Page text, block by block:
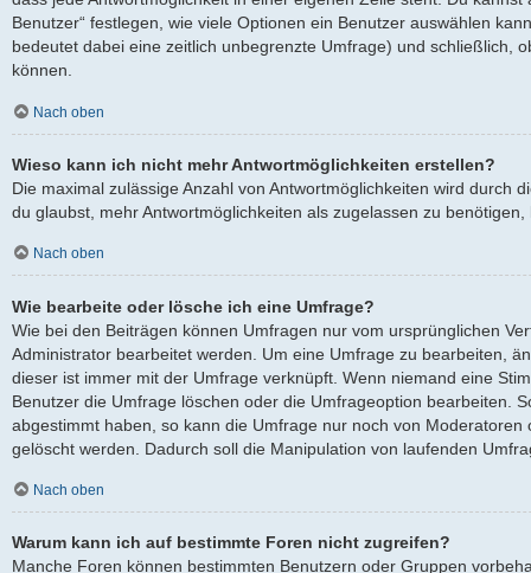
Benutzer“ festlegen, wie viele Optionen ein Benutzer auswählen
bedeutet dabei eine zeitlich unbegrenzte Umfrage) und schließlich,
können.
Nach oben
Wieso kann ich nicht mehr Antwortmöglichkeiten erstellen?
Die maximal zulässige Anzahl von Antwortmöglichkeiten wird durch
du glaubst, mehr Antwortmöglichkeiten als zugelassen zu
Nach oben
Wie bearbeite oder lösche ich eine Umfrage?
Wie bei den Beiträgen können Umfragen nur vom ursprünglichen
Administrator bearbeitet werden. Um eine Umfrage zu bearbeiten,
dieser ist immer mit der Umfrage verknüpft. Wenn niemand eine
Benutzer die Umfrage löschen oder die Umfrageoption bearbeiten.
abgestimmt haben, so kann die Umfrage nur noch von
gelöscht werden. Dadurch soll die Manipulation von laufenden
Nach oben
Warum kann ich auf bestimmte Foren nicht zugreifen?
Manche Foren können bestimmten Benutzern oder Gruppen